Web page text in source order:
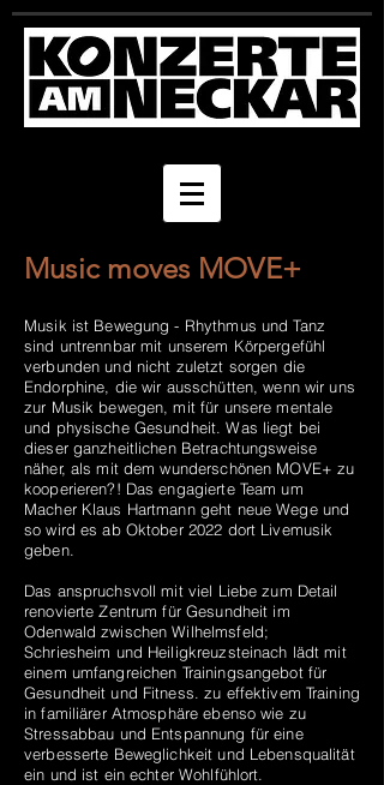
Music moves MOVE+
Musik ist Bewegung - Rhythmus und Tanz
sind untrennbar mit unserem Körpergefühl
verbunden und nicht zuletzt sorgen die
Endorphine, die wir ausschütten, wenn wir uns
zur Musik bewegen, mit für unsere mentale
und physische Gesundheit. Was liegt bei
dieser ganzheitlichen Betrachtungsweise
näher, als mit dem wunderschönen MOVE+ zu
kooperieren?! Das engagierte Team um
Macher Klaus Hartmann geht neue Wege und
so wird es ab Oktober 2022 dort Livemusik
geben.
Das anspruchsvoll mit viel Liebe zum Detail
renovierte Zentrum für Gesundheit im
Odenwald zwischen Wilhelmsfeld;
Schriesheim und Heiligkreuzsteinach lädt mit
einem umfangreichen Trainingsangebot für
Gesundheit und Fitness. zu effektivem Training
in familiärer Atmosphäre ebenso wie zu
Stressabbau und Entspannung für eine
verbesserte Beweglichkeit und Lebensqualität
ein und ist ein echter Wohlfühlort.